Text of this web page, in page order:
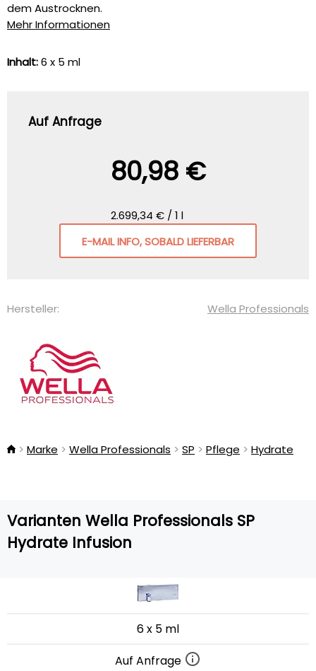
dem Austrocknen.
Mehr Informationen
Inhalt:6 x 5 ml
Auf Anfrage
80,98 €
2.699,34 € / 1 l
E-MAIL INFO, SOBALD LIEFERBAR
Hersteller: Wella Professionals
Marke Wella Professionals SP Pflege Hydrate
Varianten Wella Professionals SP
Hydrate Infusion
6 x 5 ml
Auf Anfrage